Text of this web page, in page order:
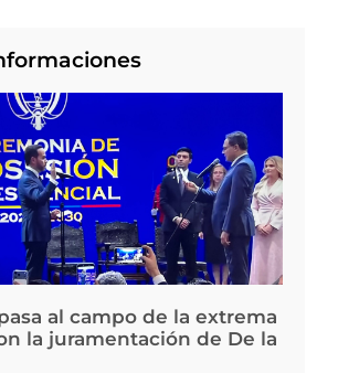
al campo de la extrema
la juramentación de De la